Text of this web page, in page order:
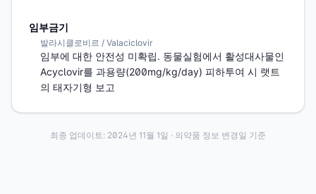
임부금기
발라시클로비르 / Valaciclovir
임부에 대한 안전성 미확립. 동물실험에서 활성대사물인
Acyclovir를 과용량(200mg/kg/day) 피하투여 시 랫트
의 태자기형 보고
최종 업데이트: 2024년 11월 1일 · 의약품 정보 변경일 기준